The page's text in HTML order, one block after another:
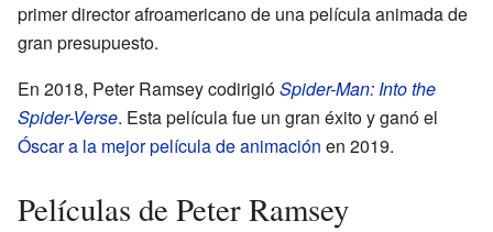
primer director afroamericano de una película animada de
gran presupuesto.
En 2018, Peter Ramsey codirigióSpider-Man: Into the
Spider-Verse. Esta película fue un gran éxito y ganó el
Óscar a la mejor película de animación en 2019.
Películas de Peter Ramsey